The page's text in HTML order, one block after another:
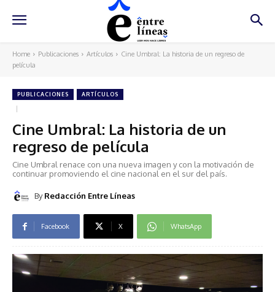
Home Publicaciones Artículos
Cine Umbral: La historia de un regreso de
película
PUBLICACIONES ARTÍCULOS
Cine Umbral: La historia de un
regreso de película
Cine Umbral renace con una nueva imagen y con la motivación de
continuar promoviendo el cine nacional en el sur del país.
By Redacción Entre Líneas
Facebook X WhatsApp